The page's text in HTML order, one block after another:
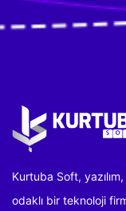
Kurtuba Soft,
odaklı bir teknoloji